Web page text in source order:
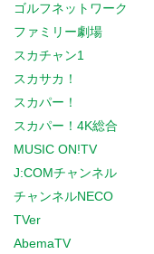
ゴルフネットワーク
ファミリー劇場
スカチャン1
スカサカ！
スカパー！
スカパー！4K総合
MUSIC ON!TV
J:COMチャンネル
チャンネルNECO
TVer
AbemaTV